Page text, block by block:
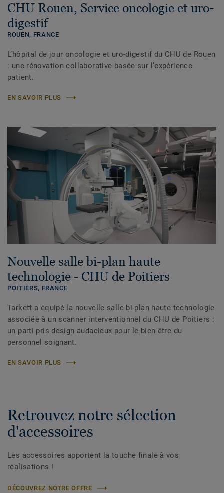
CHU Rouen, Service oncologie et uro-
digestif
ROUEN, FRANCE
L’hôpital de jour oncologie et uro-digestif du CHU de Rouen
: une rénovation collaborative basée sur l’expérience
patient.
EN SAVOIR PLUS
Nouvelle salle bi-plan haute
technologie - CHU de Poitiers
POITIERS, FRANCE
Tarkett a équipé la nouvelle salle bi-plan haute technologie
associée à un scanner interventionnel du CHU de Poitiers :
un parti pris design audacieux pour le bien-être du
personnel soignant.
EN SAVOIR PLUS
Retrouvez notre sélection
d'accessoires
Les accessoires apportent la touche finale à vos
réalisations !
DÉCOUVREZ NOTRE OFFRE